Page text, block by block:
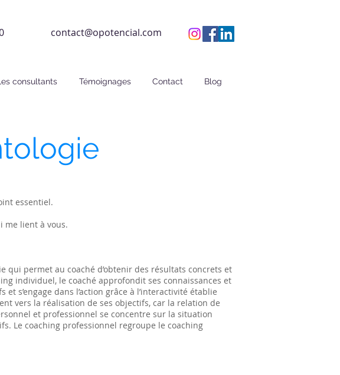
contact@opotencial.com
consultants Témoignages Contact Blog
essentiel.
me lient à vous.
permet au coaché d’obtenir des résultats concrets et
individuel, le coaché approfondit ses connaissances et
s’engage dans l’action grâce à l’interactivité établie
vers la réalisation de ses objectifs, car la relation de
et professionnel se concentre sur la situation
Le coaching professionnel regroupe le coaching